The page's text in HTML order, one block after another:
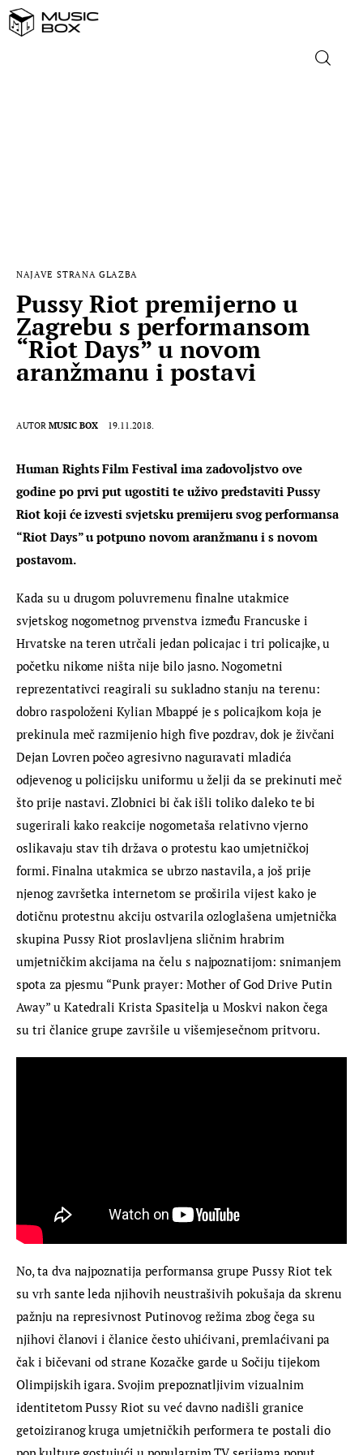
MUSIC BOX
NAJAVE STRANA GLAZBA
Pussy Riot premijerno u
Zagrebu s performansom
“Riot Days” u novom
aranžmanu i postavi
AUTOR MUSIC BOX 19.11.2018.
Human Rights Film Festival ima zadovoljstvo ove
godine po prvi put ugostiti te uživo predstaviti Pussy
Riot koji će izvesti svjetsku premijeru svog performansa
“Riot Days” u potpuno novom aranžmanu i s novom
postavom.
Kada su u drugom poluvremenu finalne utakmice
svjetskog nogometnog prvenstva između Francuske i
Hrvatske na teren utrčali jedan policajac i tri policajke, u
početku nikome ništa nije bilo jasno. Nogometni
reprezentativci reagirali su sukladno stanju na terenu:
dobro raspoloženi Kylian Mbappé je s policajkom koja je
prekinula meč razmijenio high five pozdrav, dok je živčani
Dejan Lovren počeo agresivno naguravati mladića
odjevenog u policijsku uniformu u želji da se prekinuti meč
što prije nastavi. Zlobnici bi čak išli toliko daleko te bi
sugerirali kako reakcije nogometaša relativno vjerno
oslikavaju stav tih država o protestu kao umjetničkoj
formi. Finalna utakmica se ubrzo nastavila, a još prije
njenog završetka internetom se proširila vijest kako je
dotičnu protestnu akciju ostvarila ozloglašena umjetnička
skupina Pussy Riot proslavljena sličnim hrabrim
umjetničkim akcijama na čelu s najpoznatijom: snimanjem
spota za pjesmu “Punk prayer: Mother of God Drive Putin
Away” u Katedrali Krista Spasitelja u Moskvi nakon čega
su tri članice grupe završile u višemjesečnom pritvoru.
No, ta dva najpoznatija performansa grupe Pussy Riot tek
su vrh sante leda njihovih neustrašivih pokušaja da skrenu
pažnju na represivnost Putinovog režima zbog čega su
njihovi članovi i članice često uhićivani, premlaćivani pa
čak i bičevani od strane Kozačke garde u Sočiju tijekom
Olimpijskih igara. Svojim prepoznatljivim vizualnim
identitetom Pussy Riot su već davno nadišli granice
getoiziranog kruga umjetničkih performera te postali dio